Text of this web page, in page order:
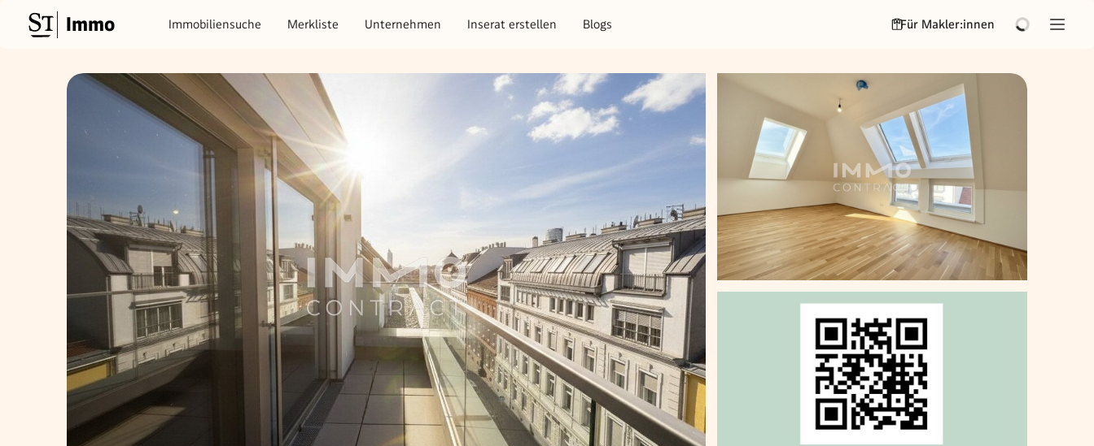
Immo Immobiliensuche Merkliste Unternehmen Inserat erstellen Blogs Für Makler:innen